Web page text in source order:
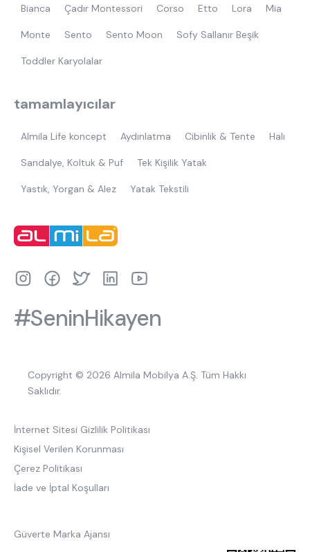
Bianca Çadır Montessori Corso Etto Lora Mia
Monte Sento Sento Moon Sofy Sallanır Beşik
Toddler Karyolalar
tamamlayıcılar
Almila Life koncept Aydınlatma Cibinlik & Tente Halı
Sandalye, Koltuk & Puf Tek Kişilik Yatak
Yastık, Yorgan & Alez Yatak Tekstili
#SeninHikayen
Copyright © 2026 Almila Mobilya A.Ş. Tüm Hakkı
Saklıdır.
İnternet Sitesi Gizlilik Politikası
Kişisel Verilen Korunması
Çerez Politikası
İade ve İptal Koşulları
Güverte Marka Ajansı